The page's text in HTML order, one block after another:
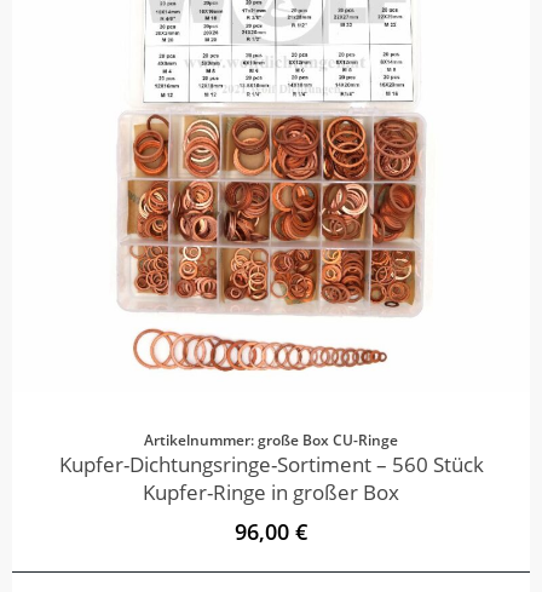
Artikelnummer: große Box CU-Ringe
Kupfer-Dichtungsringe-Sortiment – 560 Stück
Kupfer-Ringe in großer Box
96,00 €